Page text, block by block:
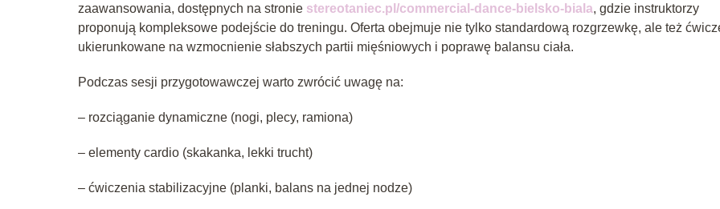
zaawansowania, dostępnych na stronie stereotaniec.pl/commercial-dance-bielsko-biala, gdzie instruktorzy
proponują kompleksowe podejście do treningu. Oferta obejmuje nie tylko standardową rozgrzewkę, ale też
ukierunkowane na wzmocnienie słabszych partii mięśniowych i poprawę balansu ciała.
Podczas sesji przygotowawczej warto zwrócić uwagę na:
– rozciąganie dynamiczne (nogi, plecy, ramiona)
– elementy cardio (skakanka, lekki trucht)
– ćwiczenia stabilizacyjne (planki, balans na jednej nodze)